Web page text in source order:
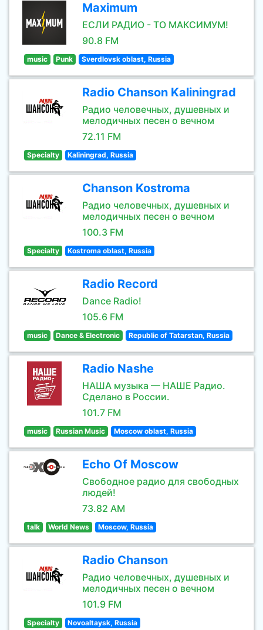
Maximum
ЕСЛИ РАДИО - ТО МАКСИМУМ!
90.8 FM
music Punk Sverdlovsk oblast, Russia
Radio Chanson Kaliningrad
Радио человечных, душевных и
мелодичных песен о вечном
72.11 FM
Specialty Kaliningrad, Russia
Chanson Kostroma
Радио человечных, душевных и
мелодичных песен о вечном
100.3 FM
Specialty Kostroma oblast, Russia
Radio Record
Dance Radio!
105.6 FM
music Dance & Electronic Republic of Tatarstan, Russia
Radio Nashe
НАША музыка — НАШЕ Радио.
Сделано в России.
101.7 FM
music Russian Music Moscow oblast, Russia
Echo Of Moscow
Свободное радио для свободных
людей!
73.82 AM
talk World News Moscow, Russia
Radio Chanson
Радио человечных, душевных и
мелодичных песен о вечном
101.9 FM
Specialty Novoaltaysk, Russia